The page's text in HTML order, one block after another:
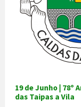
19 de Junho | 78º
das Taipas a Vila